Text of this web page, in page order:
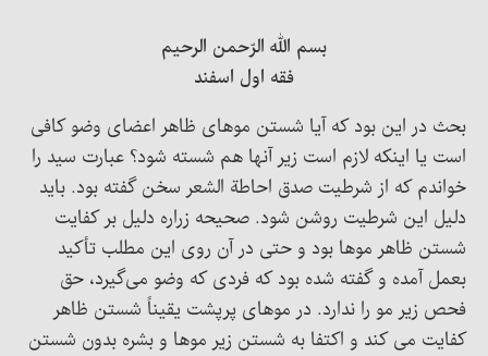
بسم الله الرّحمن الرحیم
فقه اول اسفند
بحث در این بود که آیا شستن موهای ظاهر اعضای وضو کافی
است یا اینکه لازم است زیر آنها هم شسته شود؟ عبارت سید را
خواندم که از شرطیت صدق احاطة الشعر سخن گفته بود. باید
دلیل این شرطیت روشن شود. صحیحه زراره دلیل بر کفایت
شستن ظاهر موها بود و حتی در آن روی این مطلب تأکید
بعمل آمده و گفته شده بود که فردی که وضو می‌گیرد، حق
فحص زیر مو را ندارد. در موهای پرپشت یقیناً شستن ظاهر
کفایت می کند و اکتفا به شستن زیر موها و بشره بدون شستن